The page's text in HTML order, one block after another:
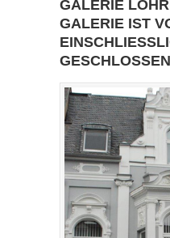
GALERIE
GALERIE IST
ESCHLOSSEN